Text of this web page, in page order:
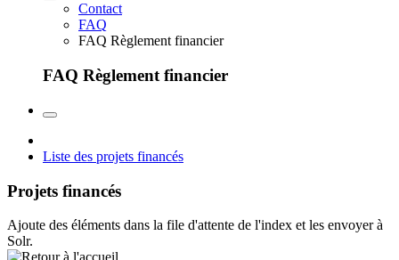
Contact
FAQ
FAQ Règlement financier
FAQ Règlement financier
Liste des projets financés
Projets financés
Ajoute des éléments dans la file d'attente de l'index et les envoyer à
Solr.